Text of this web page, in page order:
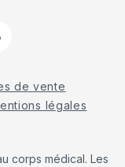
de vente
légales
corps médical. Les